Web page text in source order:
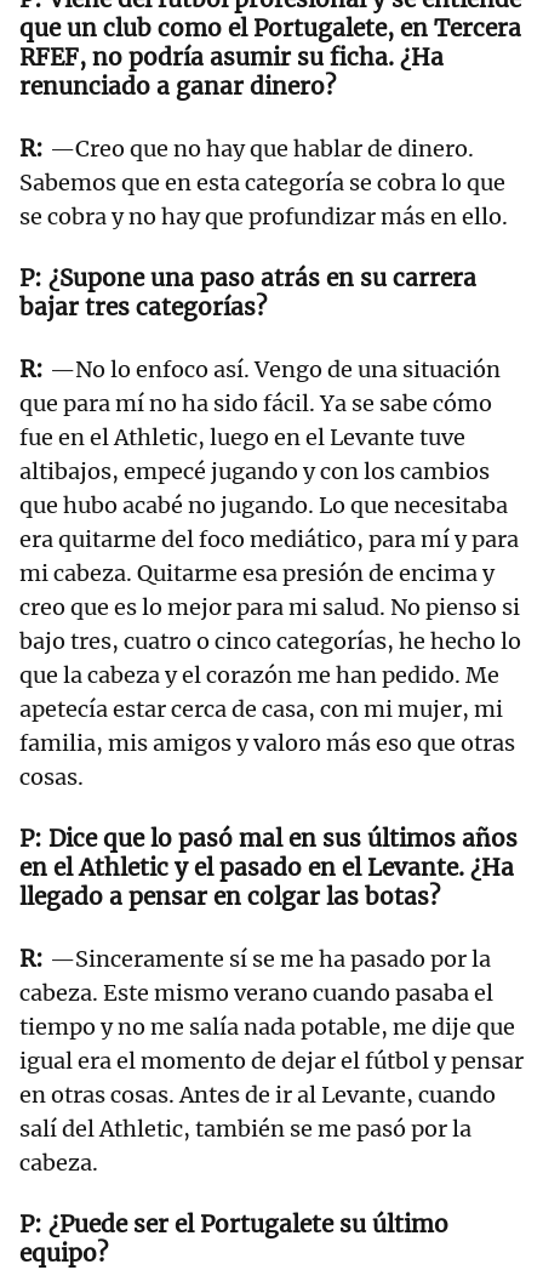
que un club como el Portugalete, en Tercera
RFEF, no podría asumir su ficha. ¿Ha
renunciado a ganar dinero?
—Creo que no hay que hablar de dinero.
Sabemos que en esta categoría se cobra lo que
se cobra y no hay que profundizar más en ello.
¿Supone una paso atrás en su carrera
bajar tres categorías?
—No lo enfoco así. Vengo de una situación
que para mí no ha sido fácil. Ya se sabe cómo
fue en el Athletic, luego en el Levante tuve
altibajos, empecé jugando y con los cambios
que hubo acabé no jugando. Lo que necesitaba
era quitarme del foco mediático, para mí y para
mi cabeza. Quitarme esa presión de encima y
creo que es lo mejor para mi salud. No pienso si
bajo tres, cuatro o cinco categorías, he hecho lo
que la cabeza y el corazón me han pedido. Me
apetecía estar cerca de casa, con mi mujer, mi
familia, mis amigos y valoro más eso que otras
cosas.
Dice que lo pasó mal en sus últimos años
en el Athletic y el pasado en el Levante. ¿Ha
llegado a pensar en colgar las botas?
—Sinceramente sí se me ha pasado por la
cabeza. Este mismo verano cuando pasaba el
tiempo y no me salía nada potable, me dije que
igual era el momento de dejar el fútbol y pensar
en otras cosas. Antes de ir al Levante, cuando
salí del Athletic, también se me pasó por la
cabeza.
¿Puede ser el Portugalete su último
equipo?